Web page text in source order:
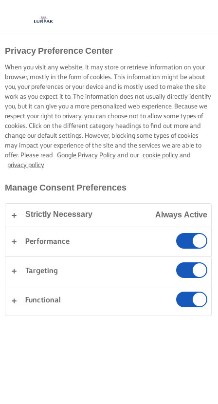
Privacy Preference Center
When you visit any website, it may store or retrieve information on your
browser, mostly in the form of cookies. This information might be about
you, your preferences or your device and is mostly used to make the site
work as you expect it to. The information does not usually directly identify
you, but it can give you a more personalized web experience. Because we
respect your right to privacy, you can choose not to allow some types of
cookies. Click on the different category headings to find out more and
change our default settings. However, blocking some types of cookies
may impact your experience of the site and the services we are able to
offer. Please read
Google Privacy Policy and our cookie policy and
privacy policy
Manage Consent Preferences
Strictly Necessary Always Active
Performance
Targeting
Functional